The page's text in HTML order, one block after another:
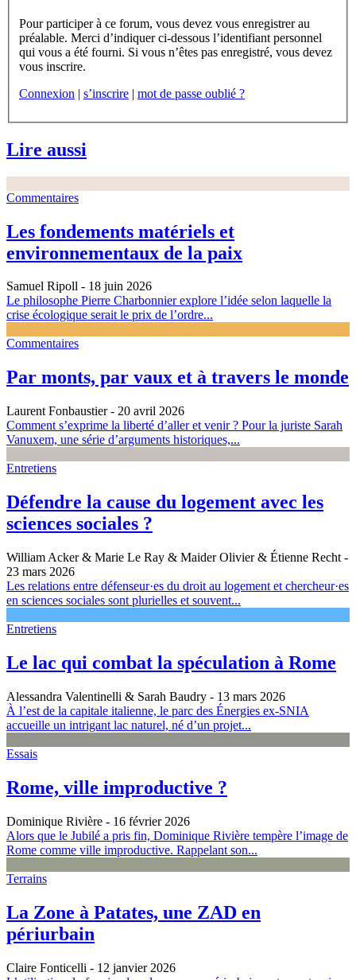
Pour participer à ce forum, vous devez vous enregistrer au
préalable. Merci d’indiquer ci-dessous l’identifiant personnel
qui vous a été fourni. Si vous n’êtes pas enregistré, vous devez
vous inscrire.
Connexion | s’inscrire | mot de passe oublié ?
Lire aussi
Commentaires
Les fondements matériels et
environnementaux de la paix
Samuel Ripoll - 18 juin 2026
Le philosophe Pierre Charbonnier explore l’idée selon laquelle la
crise écologique serait le prix de l’ordre...
Commentaires
Par monts, par vaux et à travers le monde
Laurent Fonbaustier- 20 avril 2026
Comment s’exprime la liberté d’aller et venir ? Pour la juriste Sarah
Vanuxem, une série d’arguments historiques,...
Entretiens
Défendre la cause du logement avec les
sciences sociales ?
William Acker & Marie Le Ray & Maider Olivier & Étienne Recht -
23 mars 2026
Les relations entre défenseur·es du droit au logement et chercheur·es
en sciences sociales sont plurielles et souvent...
Entretiens
Le lac qui combat la spéculation à Rome
Alessandra Valentinelli & Sarah Baudry - 13 mars 2026
À l’est de la capitale italienne, le parc des Énergies ex-SNIA
accueille un intrigant lac naturel, né d’un projet...
Essais
Rome, ville improductive ?
Dominique Rivière - 16 février 2026
Alors que le Jubilé a pris fin, Dominique Rivière tempère l’image de
Rome comme ville improductive. Rappelant son...
Terrains
La Zone à Patates, une ZAD en
périurbain
Claire Fonticelli - 12 janvier 2026